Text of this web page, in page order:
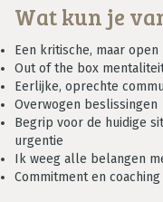
Wat kun je
Een kritische, maar
Out of the box
Eerlijke, oprechte
Overwogen beslissingen
Begrip voor de huidige
urgentie
Ik weeg alle belangen
Commitment en coaching